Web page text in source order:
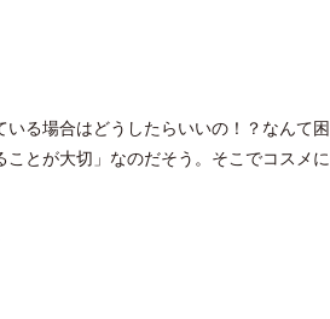
る場合はどうしたらいいの！？なんて困
とが大切」なのだそう。そこでコスメに